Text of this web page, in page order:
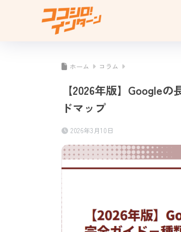
ホーム コラム
【2026年版】Google
ドマップ
2026年3月10日